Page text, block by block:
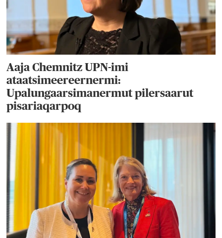
Aaja Chemnitz UPN-imi
ataatsimeereernermi:
Upalungaarsimanermut pilersaarut
pisariaqarpoq